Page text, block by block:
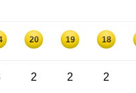
20 19 18
2 2 2